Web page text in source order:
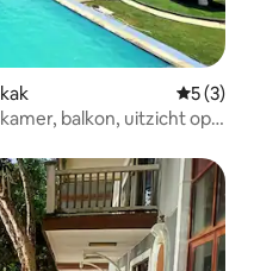
5 (3)
balkon, uitzicht op